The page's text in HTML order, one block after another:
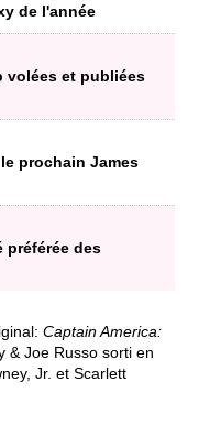
de l'année
volées et publiées
prochain James
préférée des
Captain America:
& Joe Russo sorti en
Jr. et Scarlett